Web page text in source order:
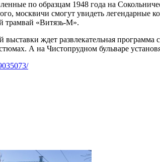
по образцам 1948 года на
москвичи смогут увидеть легендарные
трамвай «Витязь-М».
ждет развлекательная
А на Чистопрудном бульваре